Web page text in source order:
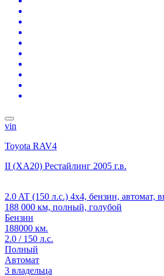
vin
Toyota RAV4
II (XA20) Рестайлинг 2005 г.в.
2.0 AT (150 л.с.) 4x4, бензин, автомат,
188 000 км, полный, голубой
Бензин
188000 км.
2.0 / 150 л.с.
Полный
Автомат
3 владельца